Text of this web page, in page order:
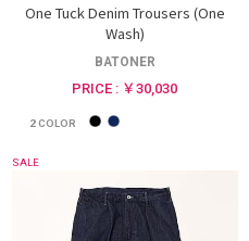
One Tuck Denim Trousers (One
Wash)
BATONER
PRICE : ￥30,030
2COLOR
SALE